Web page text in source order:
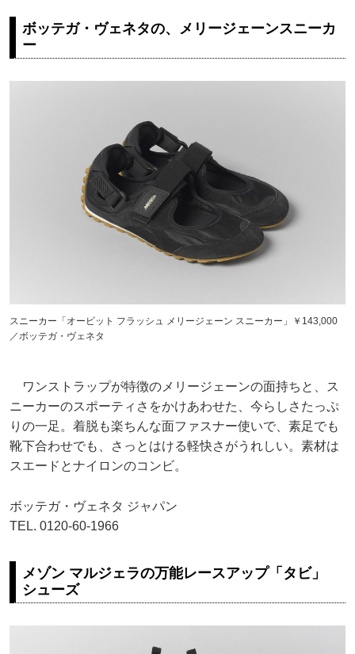
ボッテガ・ヴェネタの、メリージェーンスニーカ
ー
スニーカー「オービット フラッシュ メリージェーン スニーカー」￥143,000
／ボッテガ・ヴェネタ
ワンストラップが特徴のメリージェーンの面持ちと、ス
ニーカーのスポーティさをかけあわせた、今らしさたっぷ
りの一足。着脱も楽ちんな面ファスナー使いで、素足でも
靴下合わせでも、さっとはける軽快さがうれしい。素材は
スエードとナイロンのコンビ。
ボッテガ・ヴェネタ ジャパン
TEL. 0120-60-1966
メゾン マルジェラの万能レースアップ「タビ」
シューズ